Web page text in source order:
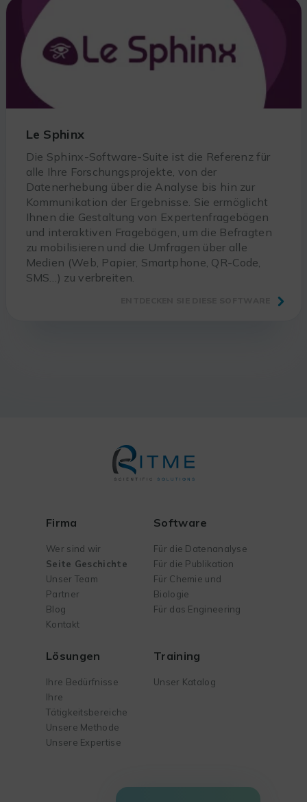
Le Sphinx
Die Sphinx-Software-Suite ist die Referenz für
alle Ihre Forschungsprojekte, von der
Datenerhebung über die Analyse bis hin zur
Kommunikation der Ergebnisse. Sie ermöglicht
Ihnen die Gestaltung von Expertenfragebögen
und interaktiven Fragebögen, um die Befragten
zu mobilisieren und die Umfragen über alle
Medien (Web, Papier, Smartphone, QR-Code,
SMS…) zu verbreiten.
Firma
Wer sind wir
Seite Geschichte
Unser Team
Partner
Blog
Kontakt
Software
Für die Datenanalyse
Für die Publikation
Für Chemie und
Biologie
Für das Engineering
Lösungen
Ihre Bedürfnisse
Ihre
Tätigkeitsbereiche
Unsere Methode
Unsere Expertise
Training
Unser Katalog